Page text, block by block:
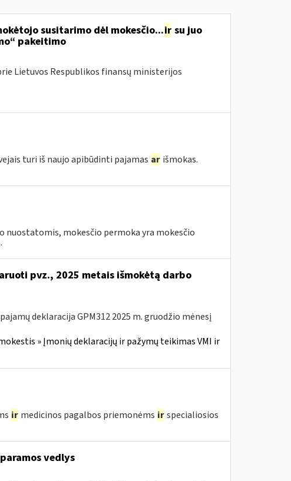
susitarimo dėl mokesčio...irsu juo
pakeitimo
Lietuvos Respublikos finansų ministerijos
turi iš naujo apibūdinti pajamas ar išmokas.
mokesčio permoka yra mokesčio
pvz., 2025 metais išmokėtą darbo
deklaracija GPM312 2025 m. gruodžio mėnesį
» Įmonių deklaracijų ir pažymų teikimas VMI ir
ir medicinos pagalbos priemonėms ir specialiosios
vedlys